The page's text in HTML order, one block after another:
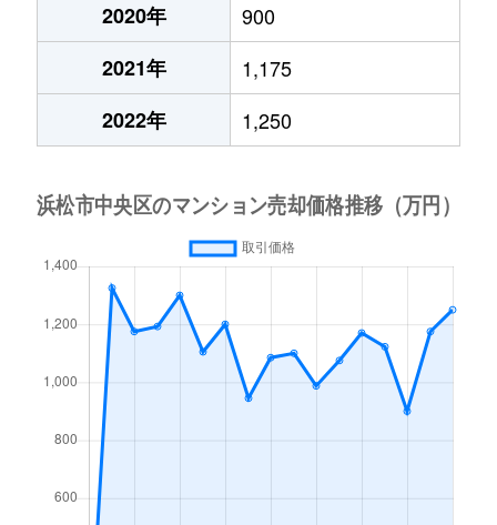
2020年
900
2021年
1,175
2022年
1,250